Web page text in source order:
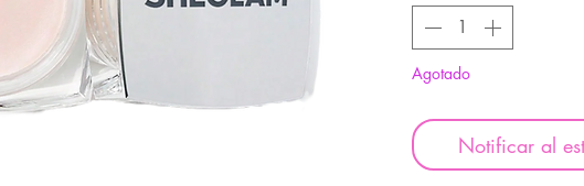
Agotado
Notificar al